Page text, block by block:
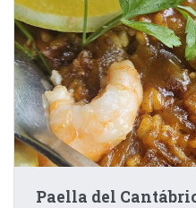
Paella del